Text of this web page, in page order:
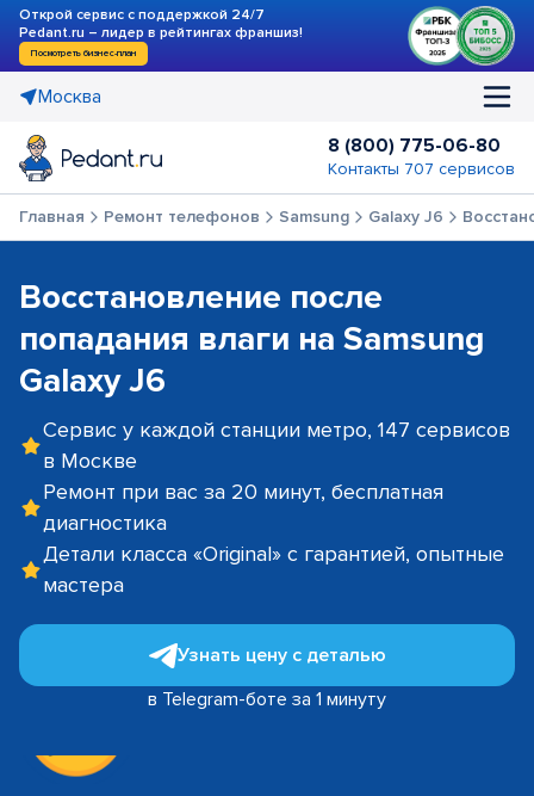
Открой сервис с поддержкой 24/7
Pedant.ru – лидер в рейтингах франшиз!
Посмотреть бизнес-план
Москва
8 (800) 775-06-80
Контакты 707 сервисов
Главная Ремонт телефонов Samsung Galaxy J6
Восстановление после
попадания влаги на Samsung
Galaxy J6
Сервис у каждой станции метро, 147 сервисов
в Москве
Ремонт при вас за 20 минут, бесплатная
диагностика
Детали класса «Original» с гарантией, опытные
мастера
Узнать цену с деталью
в Telegram-боте за 1 минуту